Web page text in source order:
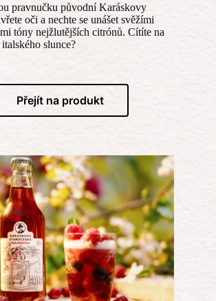
pravnučku původní Karáskovy
oči a nechte se unášet svěžími
tóny nejžlutějších citrónů. Cítíte na
slunce?
Přejít na produkt